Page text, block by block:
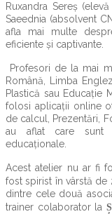
Ruxandra Sereș
Saeednia (absolvent
afla mai multe
eficiente și captivante.
Profesori de la mai
Română, Limba
Plastică sau Educație
folosi aplicații online
de calcul, Prezentări,
au aflat care sunt
educaționale.
Acest atelier nu ar fi
fost spirist în vârstă de
dintre cele două
trainer colaborator la